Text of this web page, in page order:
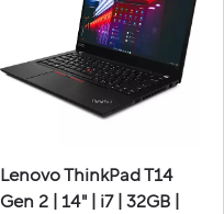
Lenovo ThinkPad T14
Gen 2 | 14" | i7 | 32GB |